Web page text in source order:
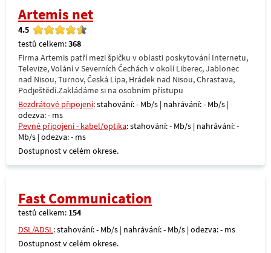
Artemis net
4.5
testů celkem:368
Firma Artemis patří mezi špičku v oblasti poskytování Internetu,
Televize, Volání v Severních Čechách v okolí Liberec, Jablonec
nad Nisou, Turnov, Česká Lípa, Hrádek nad Nisou, Chrastava,
Podještědí.Zakládáme si na osobním přístupu
Bezdrátové připojení: stahování: - Mb/s | nahrávání: - Mb/s |
odezva: - ms
Pevné připojení - kabel/optika: stahování: - Mb/s | nahrávání: -
Mb/s | odezva: - ms
Dostupnost v celém okrese.
Fast Communication
testů celkem: 154
DSL/ADSL: stahování: - Mb/s | nahrávání: - Mb/s | odezva: - ms
Dostupnost v celém okrese.